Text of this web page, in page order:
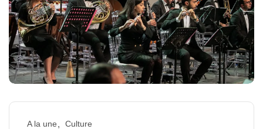
A la une Culture